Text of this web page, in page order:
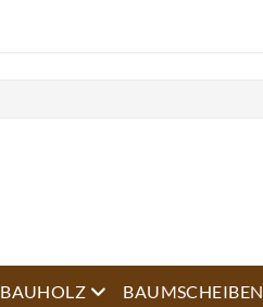
BAUHOLZ open menu
BAUMSCHEIBEN